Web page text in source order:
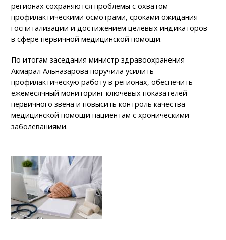
регионах сохраняются проблемы с охватом
профилактическими осмотрами, сроками ожидания
госпитализации и достижением целевых индикаторов
в сфере первичной медицинской помощи.
По итогам заседания министр здравоохранения
Акмарал Альназарова поручила усилить
профилактическую работу в регионах, обеспечить
ежемесячный мониторинг ключевых показателей
первичного звена и повысить контроль качества
медицинской помощи пациентам с хроническими
заболеваниями.